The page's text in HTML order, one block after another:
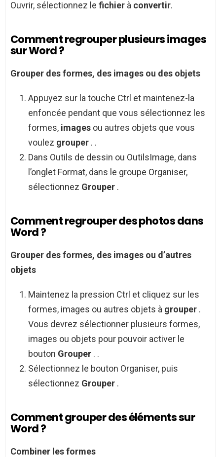
Ouvrir, sélectionnez le fichier à convertir.
Comment regrouper plusieurs images
sur Word ?
Grouper des formes, des images ou des objets
Appuyez sur la touche Ctrl et maintenez-la
enfoncée pendant que vous sélectionnez les
formes, images ou autres objets que vous
voulez grouper . .
Dans Outils de dessin ou OutilsImage, dans
l’onglet Format, dans le groupe Organiser,
sélectionnez Grouper .
Comment regrouper des photos dans
Word ?
Grouper des formes, des images ou d’autres
objets
Maintenez la pression Ctrl et cliquez sur les
formes, images ou autres objets à grouper .
Vous devrez sélectionner plusieurs formes,
images ou objets pour pouvoir activer le
bouton Grouper . .
Sélectionnez le bouton Organiser, puis
sélectionnez Grouper .
Comment grouper des éléments sur
Word ?
Combiner lesformes